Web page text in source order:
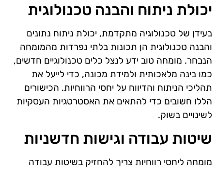
יכולת ניתוח והבנה טכנולוגית
בעידן של טכנולוגיה מתקדמת, יכולת ניתוח נתונים
והבנה טכנולוגית הן תכונות בלתי נפרדות מהמומחה
הנבחר. מומחה טוב ידע לנצל כלים טכנולוגיים חדשים,
כמו בינה מלאכותית ולמידת מכונה, כדי לייעל את
תהליכי הניתוח והדיווח על יחסי הרווחיות. הכישורים
הללו חשובים כדי להתאים את האסטרטגיות העסקיות
לשינויים בשוק.
שיטות עבודה וגישות חדשניות
מומחה ליחסי רווחיות צריך להחזיק בשיטות עבודה